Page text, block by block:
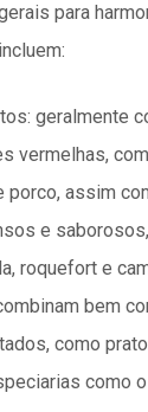
para
geralmente
vermelhas,
porco, assim
e
roquefort e
bem
como
como